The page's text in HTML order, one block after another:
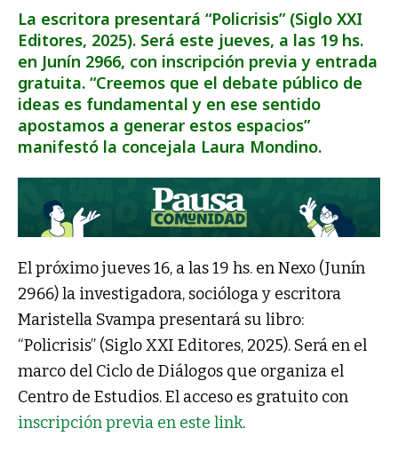
La escritora presentará “Policrisis” (Siglo XXI
Editores, 2025). Será este jueves, a las 19 hs.
en Junín 2966, con inscripción previa y entrada
gratuita. “Creemos que el debate público de
ideas es fundamental y en ese sentido
apostamos a generar estos espacios”
manifestó la concejala Laura Mondino.
El próximo jueves 16, a las 19 hs. en Nexo (Junín
2966) la investigadora, socióloga y escritora
Maristella Svampa presentará su libro:
“Policrisis” (Siglo XXI Editores, 2025). Será en el
marco del Ciclo de Diálogos que organiza el
Centro de Estudios. El acceso es gratuito con
inscripción previa en este link.